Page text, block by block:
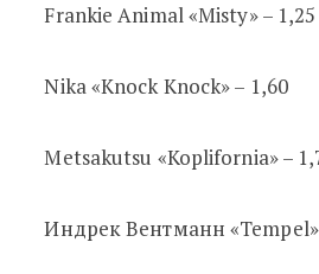
Frankie Animal «Misty» – 1,25
Nika «Knock Knock» – 1,60
Metsakutsu «Koplifornia» –
Индрек Вентманн «Tempel»